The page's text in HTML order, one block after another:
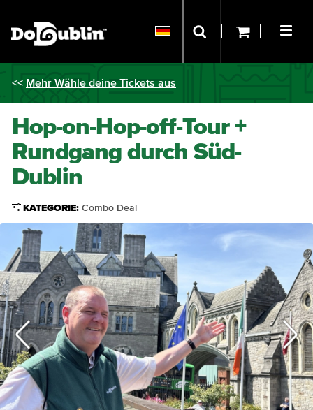
<< Mehr Wähle deine Tickets aus
Hop-on-Hop-off-Tour +
Rundgang durch Süd-
Dublin
KATEGORIE: Combo Deal